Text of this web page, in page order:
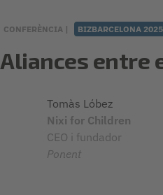
CONFERÈNCIA | BIZBARCELONA
Aliances entre
Tomàs Lóbez
Nixi for Children
CEO i fundador
Ponent